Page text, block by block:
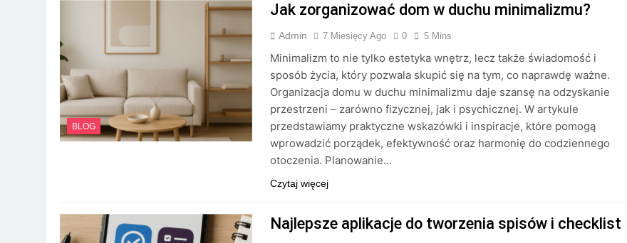
BLOG
Jak zorganizować dom w duchu minimalizmu?
Admin 7 Miesięcy Ago 0 5 Mins
Minimalizm to nie tylko estetyka wnętrz, lecz także świadomość i
sposób życia, który pozwala skupić się na tym, co naprawdę ważne.
Organizacja domu w duchu minimalizmu daje szansę na odzyskanie
przestrzeni – zarówno fizycznej, jak i psychicznej. W artykule
przedstawiamy praktyczne wskazówki i inspiracje, które pomogą
wprowadzić porządek, efektywność oraz harmonię do codziennego
otoczenia. Planowanie…
Czytaj więcej
Najlepsze aplikacje do tworzenia spisów i checklist